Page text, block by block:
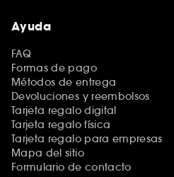
Ayuda
FAQ
Formas de pago
Métodos de entrega
Devoluciones y reembolsos
Tarjeta regalo digital
Tarjeta regalo física
Tarjeta regalo para empresas
Mapa del sitio
Formulario de contacto